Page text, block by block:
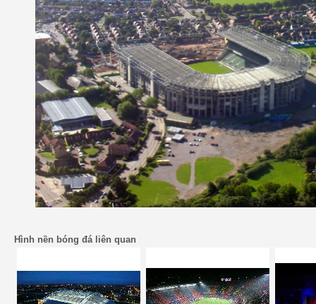
Hình nền bóng đá liên quan